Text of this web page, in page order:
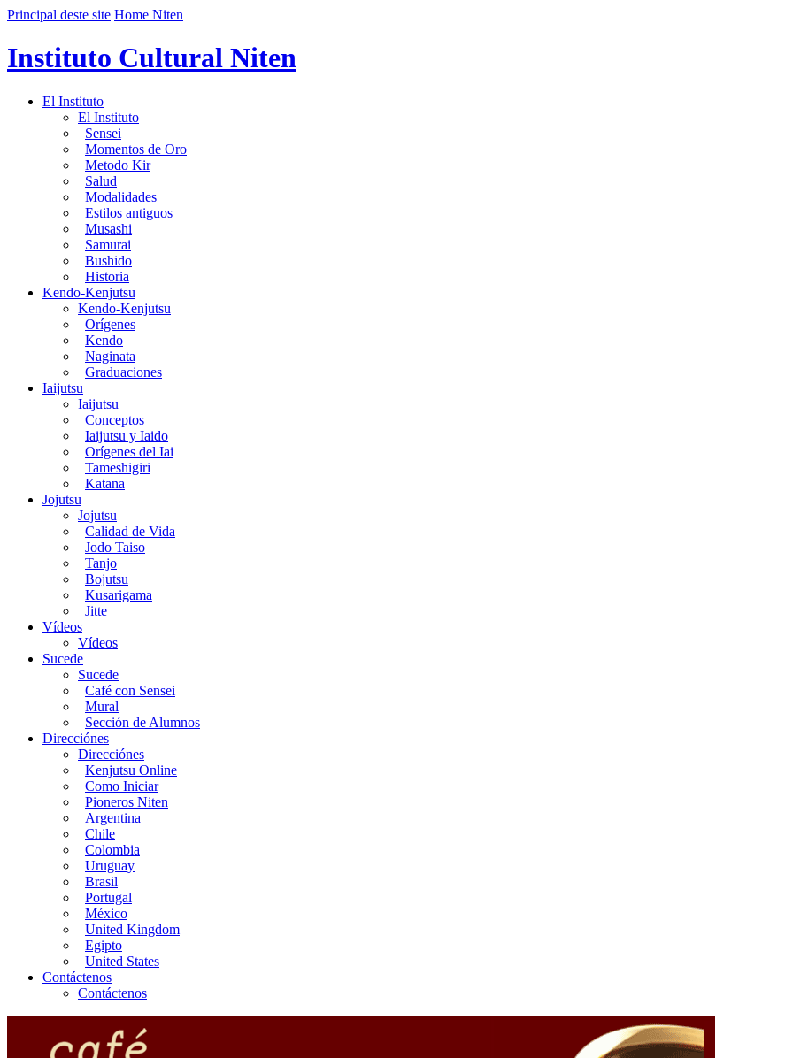
Principal deste site Home Niten
Instituto Cultural Niten
El Instituto
El Instituto
Sensei
Momentos de Oro
Metodo Kir
Salud
Modalidades
Estilos antiguos
Musashi
Samurai
Bushido
Historia
Kendo-Kenjutsu
Kendo-Kenjutsu
Orígenes
Kendo
Naginata
Graduaciones
Iaijutsu
Iaijutsu
Conceptos
Iaijutsu y Iaido
Orígenes del Iai
Tameshigiri
Katana
Jojutsu
Jojutsu
Calidad de Vida
Jodo Taiso
Tanjo
Bojutsu
Kusarigama
Jitte
Vídeos
Vídeos
Sucede
Sucede
Café con Sensei
Mural
Sección de Alumnos
Direcciónes
Direcciónes
Kenjutsu Online
Como Iniciar
Pioneros Niten
Argentina
Chile
Colombia
Uruguay
Brasil
Portugal
México
United Kingdom
Egipto
United States
Contáctenos
Contáctenos